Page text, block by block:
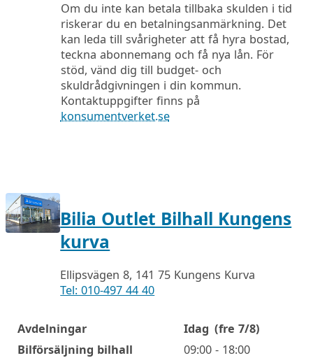
Om du inte kan betala tillbaka skulden i tid
riskerar du en betalningsanmärkning. Det
kan leda till svårigheter att få hyra bostad,
teckna abonnemang och få nya lån. För
stöd, vänd dig till budget- och
skuldrådgivningen i din kommun.
Kontaktuppgifter finns på
konsumentverket.se
Bilia Outlet Bilhall Kungens
kurva
Ellipsvägen 8, 141 75 Kungens Kurva
Tel: 010-497 44 40
Öppettider
Avdelningar Idag (fre 7/8)
Bilförsäljning bilhall
09:00 - 18:00